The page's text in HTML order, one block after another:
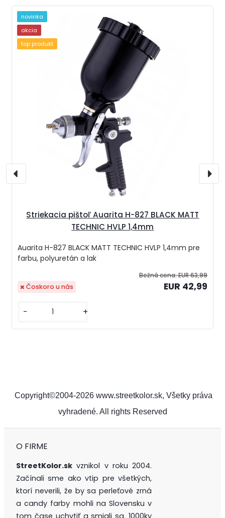
Striekacia pištoľ Auarita H-827 BLACK MATT
TECHNIC HVLP 1,4mm
Auarita H-827 BLACK MATT TECHNIC HVLP 1,4mm pre
farbu, polyuretán a lak
Bežná cena:EUR 63,99
EUR 42,99
- +
Čoskoro u nás
novinka
akcia
top produkt
Copyright©2004-2026 www.streetkolor.sk, Všetky práva
vyhradené. All rights Reserved
O FIRME
StreetKolor.sk vznikol v roku 2004.
Začínali sme ako vtip pre všetkých,
ktorí neverili, že by sa perleťové zrná
a candy farby mohli na Slovensku v